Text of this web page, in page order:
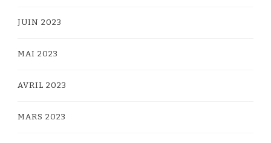
JUIN 2023
MAI 2023
AVRIL 2023
MARS 2023